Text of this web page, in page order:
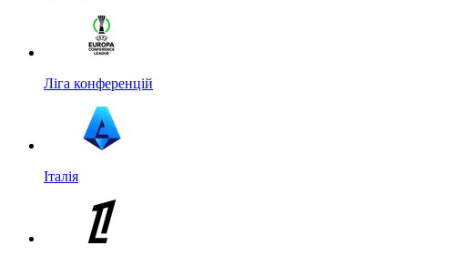
Ліга конференцій
Італія